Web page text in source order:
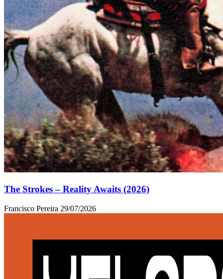
The Strokes – Reality Awaits (2026)
Francisco Pereira 29/07/2026